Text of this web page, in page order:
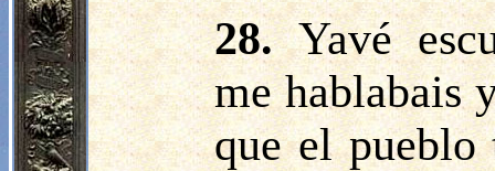
28.Yavé
me hablabais
que el